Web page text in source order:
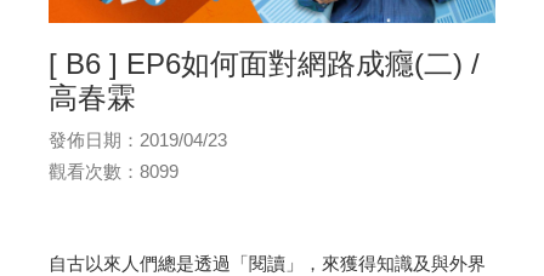
[ B6 ] EP6如何面對網路成癮(二) /
高春霖
發佈日期：2019/04/23
觀看次數：8099
自古以來人們總是透過「閱讀」，來獲得知識及與外界